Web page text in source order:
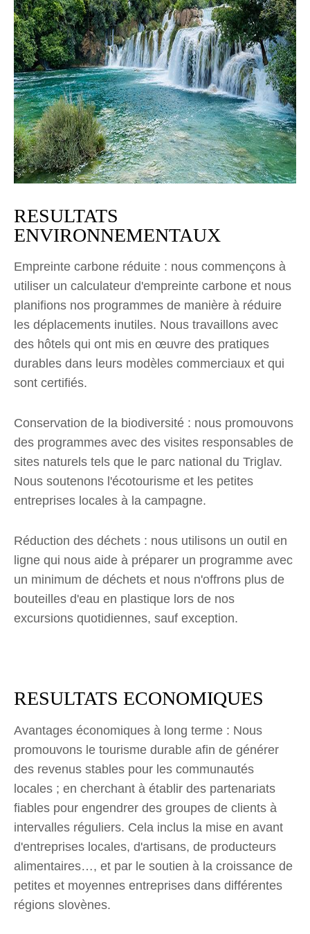
RESULTATS
ENVIRONNEMENTAUX
Empreinte carbone réduite : nous commençons à
utiliser un calculateur d'empreinte carbone et nous
planifions nos programmes de manière à réduire
les déplacements inutiles. Nous travaillons avec
des hôtels qui ont mis en œuvre des pratiques
durables dans leurs modèles commerciaux et qui
sont certifiés.
Conservation de la biodiversité : nous promouvons
des programmes avec des visites responsables de
sites naturels tels que le parc national du Triglav.
Nous soutenons l'écotourisme et les petites
entreprises locales à la campagne.
Réduction des déchets : nous utilisons un outil en
ligne qui nous aide à préparer un programme avec
un minimum de déchets et nous n'offrons plus de
bouteilles d'eau en plastique lors de nos
excursions quotidiennes, sauf exception.
RESULTATS ECONOMIQUES
Avantages économiques à long terme : Nous
promouvons le tourisme durable afin de générer
des revenus stables pour les communautés
locales ; en cherchant à établir des partenariats
fiables pour engendrer des groupes de clients à
intervalles réguliers. Cela inclus la mise en avant
d'entreprises locales, d'artisans, de producteurs
alimentaires…, et par le soutien à la croissance de
petites et moyennes entreprises dans différentes
régions slovènes.